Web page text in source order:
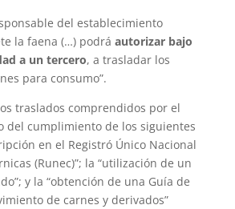
del establecimiento
la faena (…) podrá autorizar bajo
a un tercero, a trasladar los
para consumo”.
traslados comprendidos por el
del cumplimiento de los siguientes
en el Registró Único Nacional
(Runec)”; la “utilización de un
y la “obtención de una Guía de
de carnes y derivados”